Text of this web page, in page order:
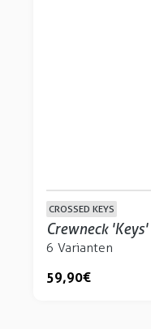
CROSSED KEYS
Crewneck 'Keys'
6 Varianten
59,90 €